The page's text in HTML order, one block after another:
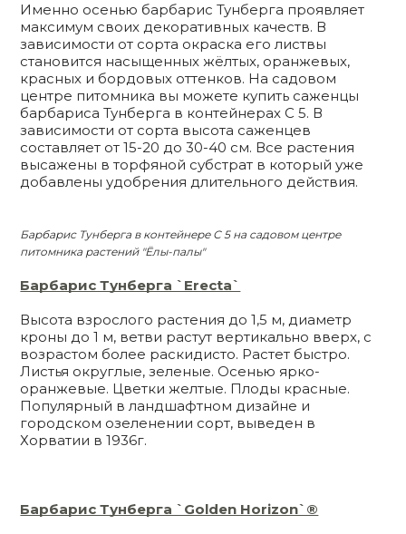
Именно осенью барбарис Тунберга проявляет
максимум своих декоративных качеств. В
зависимости от сорта окраска его листвы
становится насыщенных жёлтых, оранжевых,
красных и бордовых оттенков. На садовом
центре питомника вы можете купить саженцы
барбариса Тунберга в контейнерах С 5. В
зависимости от сорта высота саженцев
составляет от 15-20 до 30-40 см. Все растения
высажены в торфяной субстрат в который уже
добавлены удобрения длительного действия.
Барбарис Тунберга в контейнере С 5 на садовом центре
питомника растений "Ёлы-палы"
Барбарис Тунберга `Erecta`
Высота взрослого растения до 1,5 м, диаметр
кроны до 1 м, ветви растут вертикально вверх, с
возрастом более раскидисто. Растет быстро.
Листья округлые, зеленые. Осенью ярко-
оранжевые. Цветки желтые. Плоды красные.
Популярный в ландшафтном дизайне и
городском озеленении сорт, выведен в
Хорватии в 1936г.
Барбарис Тунберга `Golden Horizon`®